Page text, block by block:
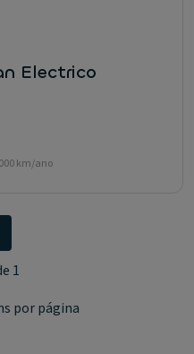
Electrico
km/ano
por página
1